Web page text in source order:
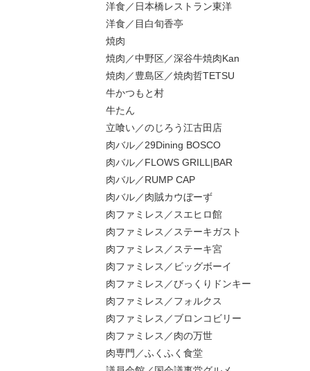
洋食／日本橋レストラン東洋
洋食／目白旬香亭
焼肉
焼肉／中野区／深谷牛焼肉Kan
焼肉／豊島区／焼肉哲TETSU
牛かつもと村
牛たん
立喰い／のじろう江古田店
肉バル／29Dining BOSCO
肉バル／FLOWS GRILL|BAR
肉バル／RUMP CAP
肉バル／肉賊カウぼーず
肉ファミレス／スエヒロ館
肉ファミレス／ステーキガスト
肉ファミレス／ステーキ宮
肉ファミレス／ビッグボーイ
肉ファミレス／びっくりドンキー
肉ファミレス／フォルクス
肉ファミレス／ブロンコビリー
肉ファミレス／肉の万世
肉専門／ふくふく食堂